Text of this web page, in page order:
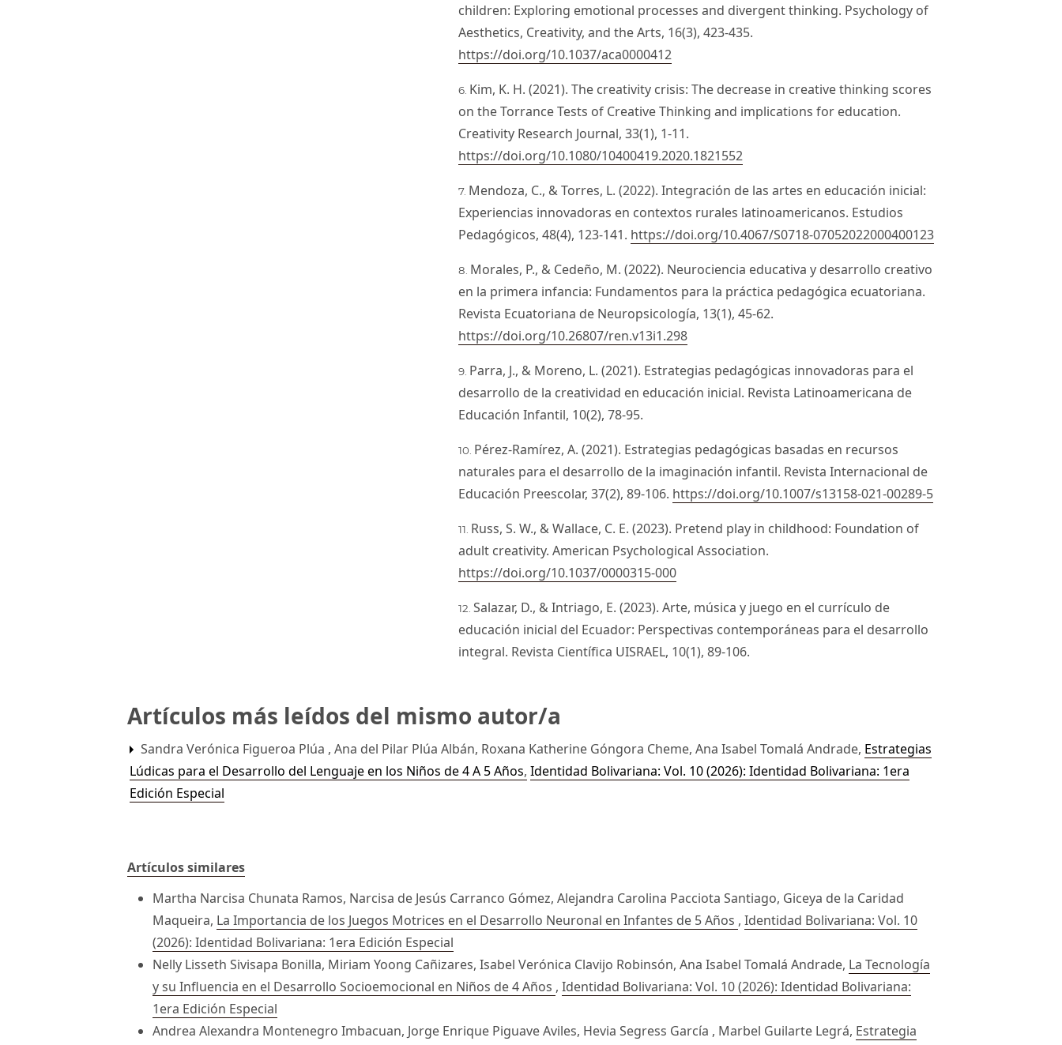
children: Exploring emotional processes and divergent thinking. Psychology of
Aesthetics, Creativity, and the Arts, 16(3), 423-435.
https://doi.org/10.1037/aca0000412
Kim, K. H. (2021). The creativity crisis: The decrease in creative thinking scores
on the Torrance Tests of Creative Thinking and implications for education.
Creativity Research Journal, 33(1), 1-11.
https://doi.org/10.1080/10400419.2020.1821552
Mendoza, C., & Torres, L. (2022). Integración de las artes en educación inicial:
Experiencias innovadoras en contextos rurales latinoamericanos. Estudios
Pedagógicos, 48(4), 123-141. https://doi.org/10.4067/S0718-07052022000400123
Morales, P., & Cedeño, M. (2022). Neurociencia educativa y desarrollo creativo
en la primera infancia: Fundamentos para la práctica pedagógica ecuatoriana.
Revista Ecuatoriana de Neuropsicología, 13(1), 45-62.
https://doi.org/10.26807/ren.v13i1.298
Parra, J., & Moreno, L. (2021). Estrategias pedagógicas innovadoras para el
desarrollo de la creatividad en educación inicial. Revista Latinoamericana de
Educación Infantil, 10(2), 78-95.
Pérez-Ramírez, A. (2021). Estrategias pedagógicas basadas en recursos
naturales para el desarrollo de la imaginación infantil. Revista Internacional de
Educación Preescolar, 37(2), 89-106. https://doi.org/10.1007/s13158-021-00289-5
Russ, S. W., & Wallace, C. E. (2023). Pretend play in childhood: Foundation of
adult creativity. American Psychological Association.
https://doi.org/10.1037/0000315-000
Salazar, D., & Intriago, E. (2023). Arte, música y juego en el currículo de
educación inicial del Ecuador: Perspectivas contemporáneas para el desarrollo
integral. Revista Científica UISRAEL, 10(1), 89-106.
Artículos más leídos del mismo autor/a
Sandra Verónica Figueroa Plúa , Ana del Pilar Plúa Albán, Roxana Katherine Góngora Cheme, Ana Isabel Tomalá Andrade, Estrategias
Lúdicas para el Desarrollo del Lenguaje en los Niños de 4 A 5 Años,Identidad Bolivariana: Vol. 10 (2026): Identidad Bolivariana: 1era
Edición Especial
Artículos similares
Martha Narcisa Chunata Ramos, Narcisa de Jesús Carranco Gómez, Alejandra Carolina Pacciota Santiago, Giceya de la Caridad
Maqueira, La Importancia de los Juegos Motrices en el Desarrollo Neuronal en Infantes de 5 Años ,Identidad Bolivariana: Vol. 10
(2026): Identidad Bolivariana: 1era Edición Especial
Nelly Lisseth Sivisapa Bonilla, Miriam Yoong Cañizares, Isabel Verónica Clavijo Robinsón, Ana Isabel Tomalá Andrade, La Tecnología
y su Influencia en el Desarrollo Socioemocional en Niños de 4 Años ,Identidad Bolivariana: Vol. 10 (2026): Identidad Bolivariana:
1era Edición Especial
Andrea Alexandra Montenegro Imbacuan, Jorge Enrique Piguave Aviles, Hevia Segress García , Marbel Guilarte Legrá, Estrategia